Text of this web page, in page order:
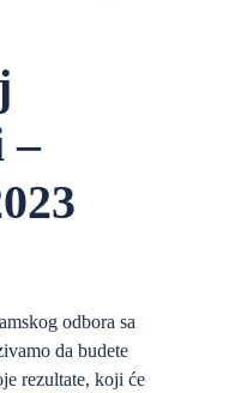
–
odbora sa
da budete
rezultate, koji će